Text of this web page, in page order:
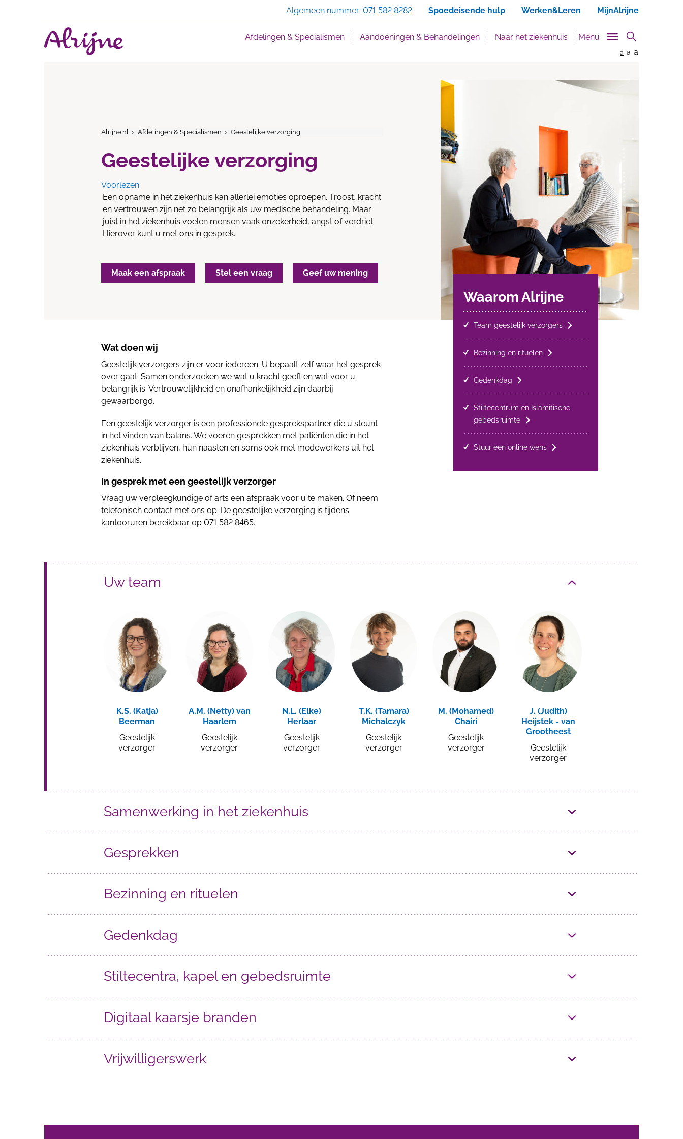
Algemeen nummer: 071 582 8282 Spoedeisende hulp Werken&Leren MijnAlrijne
Afdelingen & Specialismen Aandoeningen & Behandelingen Naar het ziekenhuis Menu
a a a
Alrijne.nl Afdelingen & Specialismen Geestelijke verzorging
Geestelijke verzorging
Voorlezen
Een opname in het ziekenhuis kan allerlei emoties oproepen. Troost, kracht
en vertrouwen zijn net zo belangrijk als uw medische behandeling. Maar
juist in het ziekenhuis voelen mensen vaak onzekerheid, angst of verdriet.
Hierover kunt u met ons in gesprek.
Maak een afspraak Stel een vraag Geef uw mening
Wat doen wij
Geestelijk verzorgers zijn er voor iedereen. U bepaalt zelf waar het gesprek
over gaat. Samen onderzoeken we wat u kracht geeft en wat voor u
belangrijk is. Vertrouwelijkheid en onafhankelijkheid zijn daarbij
gewaarborgd.
Een geestelijk verzorger is een professionele gesprekspartner die u steunt
in het vinden van balans. We voeren gesprekken met patiënten die in het
ziekenhuis verblijven, hun naasten en soms ook met medewerkers uit het
ziekenhuis.
In gesprek met een geestelijk verzorger
Vraag uw verpleegkundige of arts een afspraak voor u te maken. Of neem
telefonisch contact met ons op. De geestelijke verzorging is tijdens
kantooruren bereikbaar op071 582 8465.
Waarom Alrijne
Team geestelijk verzorgers
Bezinning en rituelen
Gedenkdag
Stiltecentrum en Islamitische
gebedsruimte
Stuur een online wens
Uw team
K.S. (Katja)
Beerman
Geestelijk
verzorger
A.M. (Netty) van
Haarlem
Geestelijk
verzorger
N.L. (Elke)
Herlaar
Geestelijk
verzorger
T.K. (Tamara)
Michalczyk
Geestelijk
verzorger
M. (Mohamed)
Chairi
Geestelijk
verzorger
J. (Judith)
Heijstek - van
Grootheest
Geestelijk
verzorger
Samenwerking in het ziekenhuis
Gesprekken
Bezinning en rituelen
Gedenkdag
Stiltecentra, kapel en gebedsruimte
Digitaal kaarsje branden
Vrijwilligerswerk